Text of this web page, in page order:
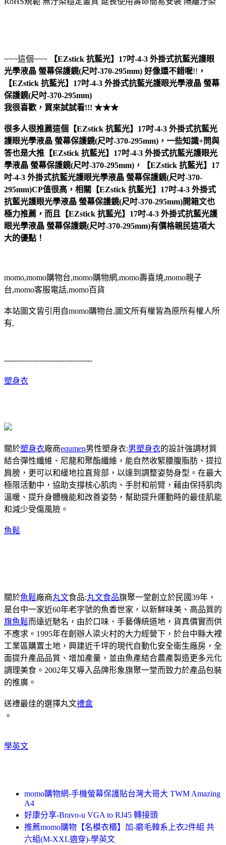
~~~這個~~~
【EZstick 抗藍光】17吋-4-3 外掛式抗藍光護眼
光學液晶 螢幕保護鏡(尺吋-370-295mm) 好像還不錯喔!! ，
【EZstick 抗藍光】17吋-4-3 外掛式抗藍光護眼光學液晶 螢幕
保護鏡(尺吋-370-295mm)
我很喜歡，買來試試看!!! ★★★
很多人很推薦這個【EZstick 抗藍光】17吋-4-3 外掛式抗藍光
護眼光學液晶 螢幕保護鏡(尺吋-370-295mm)，一些知識+問與
答也是大推【EZstick 抗藍光】17吋-4-3 外掛式抗藍光護眼光
學液晶 螢幕保護鏡(尺吋-370-295mm)，【EZstick 抗藍光】17
吋-4-3 外掛式抗藍光護眼光學液晶 螢幕保護鏡(尺吋-370-
295mm)CP值很高，相關【EZstick 抗藍光】17吋-4-3 外掛式
抗藍光護眼光學液晶 螢幕保護鏡(尺吋-370-295mm)開箱文也
極力推薦，而且【EZstick 抗藍光】17吋-4-3 外掛式抗藍光護
眼光學液晶 螢幕保護鏡(尺吋-370-295mm)有價格親民這項大
大的優點！
momo,momo購物台,momo購物網,momo壽喜燒,momo親子
台,momo客服電話,momo百貨
本站圖文皆引用自momo購物台,圖文所有權皆為原所有權人所
有,
-----------------------------------
塑身衣
關於塑身衣廠商equmen男性塑身衣:男塑身衣的設計強調材質
結合彈性纖維、尼龍和聚酯纖維，能自然收緊腰腹脂肪、提拉
肩膀，更可以和緩地拉直背部，以達到調整姿勢身型。在最大
極限活動中，協助支撐核心肌肉、手肘和前臂，藉由保持肌肉
溫暖、提升身體機能和改善姿勢，幫助提升運動時的最佳肌能
和減少受傷風險。
魚鬆
關於魚鬆廠商丸文食品:丸文食品旗聚一堂創立於民國39年，
是台中一家近60年老字號的魚香世家，以新鮮味美、高品質的
旗魚鬆而遠近馳名，由於口味、手藝傳統道地，貨真價實而供
不應求。1995年在創辦人梁火村的大力經營下，於台中縣大裡
工業區購置土地，興建近千坪的現代自動化安全衛生廠房，全
面提升產品品質、增加產量，並由魚產結合農產製造更多元化
調理美食。2002年又導入品牌形象旗聚一堂而致力於產品包裝
的推廣。
送禮最佳的選擇丸文禮盒
。
學英文
momo購物網-手機螢幕保護貼台灣大哥大 TWM Amazing
A4
好康分享-Bravo-u VGA to RJ45 轉接頭
推薦momo購物【名模衣櫃】加-磨毛韓系上衣2件組 共
六組(M-XXL適穿)-學英文